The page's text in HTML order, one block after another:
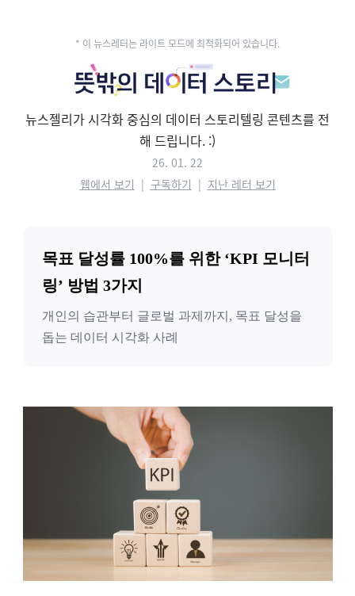
* 이 뉴스레터는 라이트 모드에 최적화되어 있습니다.
뉴스젤리가 시각화 중심의 데이터 스토리텔링 콘텐츠를 전
해 드립니다. :)
26. 01. 22
웹에서 보기 | 구독하기 | 지난 레터 보기
목표 달성률 100%를 위한 ‘KPI 모니터
링’ 방법 3가지
개인의 습관부터 글로벌 과제까지, 목표 달성을
돕는 데이터 시각화 사례